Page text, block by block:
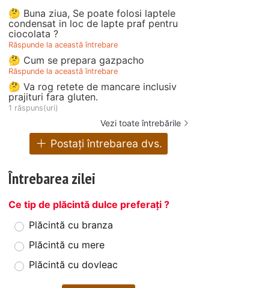
🤔 Buna ziua, Se poate folosi laptele
condensat in loc de lapte praf pentru
ciocolata ?
Răspunde la această întrebare
🤔 Cum se prepara gazpacho
Răspunde la această întrebare
🤔 Va rog retete de mancare inclusiv
prajituri fara gluten.
1 răspuns(uri)
Vezi toate întrebările
Postați întrebarea dvs.
Întrebarea zilei
Ce tip de plăcintă dulce preferați ?
Plăcintă cu branza
Plăcintă cu mere
Plăcintă cu dovleac